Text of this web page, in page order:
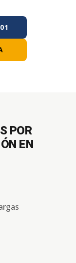
POR
EN